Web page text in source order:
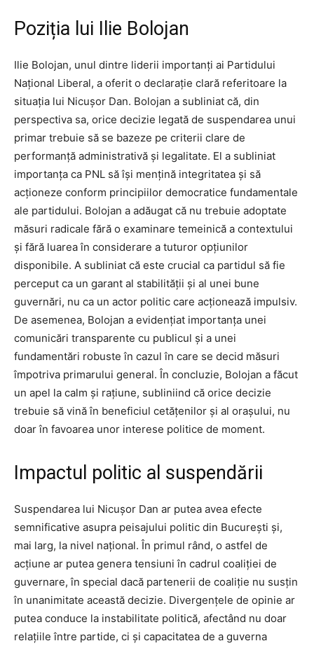
Poziția lui Ilie Bolojan
Ilie Bolojan, unul dintre liderii importanți ai Partidului
Național Liberal, a oferit o declarație clară referitoare la
situația lui Nicușor Dan. Bolojan a subliniat că, din
perspectiva sa, orice decizie legată de suspendarea unui
primar trebuie să se bazeze pe criterii clare de
performanță administrativă și legalitate. El a subliniat
importanța ca PNL să își mențină integritatea și să
acționeze conform principiilor democratice fundamentale
ale partidului. Bolojan a adăugat că nu trebuie adoptate
măsuri radicale fără o examinare temeinică a contextului
și fără luarea în considerare a tuturor opțiunilor
disponibile. A subliniat că este crucial ca partidul să fie
perceput ca un garant al stabilității și al unei bune
guvernări, nu ca un actor politic care acționează impulsiv.
De asemenea, Bolojan a evidențiat importanța unei
comunicări transparente cu publicul și a unei
fundamentări robuste în cazul în care se decid măsuri
împotriva primarului general. În concluzie, Bolojan a făcut
un apel la calm și rațiune, subliniind că orice decizie
trebuie să vină în beneficiul cetățenilor și al orașului, nu
doar în favoarea unor interese politice de moment.
Impactul politic al suspendării
Suspendarea lui Nicușor Dan ar putea avea efecte
semnificative asupra peisajului politic din București și,
mai larg, la nivel național. În primul rând, o astfel de
acțiune ar putea genera tensiuni în cadrul coaliției de
guvernare, în special dacă partenerii de coaliție nu susțin
în unanimitate această decizie. Divergențele de opinie ar
putea conduce la instabilitate politică, afectând nu doar
relațiile între partide, ci și capacitatea de a guverna